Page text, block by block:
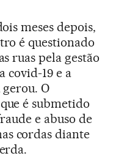
meses depois,
é questionado
ruas pela gestão
covid-19 e a
gerou. O
é submetido
e abuso de
cordas diante